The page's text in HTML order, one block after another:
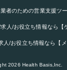
者のための営業支援ツ
人/お役立ち情報なら【
人/お役立ち情報なら【メ
2026 Health Basis,Inc.